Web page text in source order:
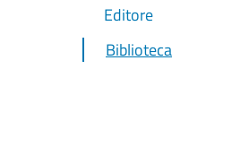
Editore
Biblioteca